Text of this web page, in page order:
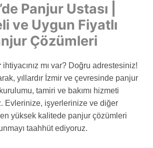
Panjur Ustası |
ve Uygun Fiyatlı
Çözümleri
ihtiyacınız mı var? Doğru adrestesiniz!
yıllardır İzmir ve çevresinde panjur
tamiri ve bakımı hizmeti
Evlerinize, işyerlerinize ve diğer
yüksek kalitede panjur çözümleri
taahhüt ediyoruz.